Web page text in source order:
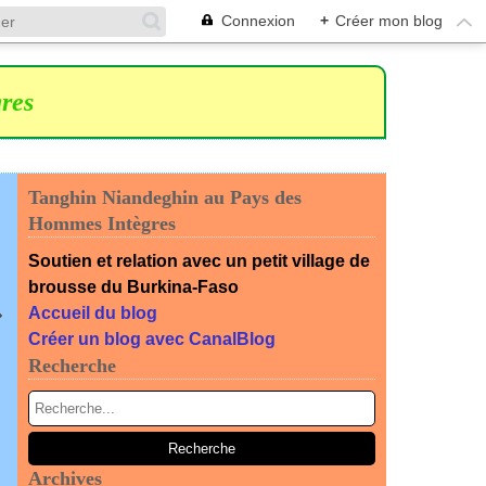
Connexion + Créer mon blog
Tanghin Niandeghin au Pays des
Hommes Intègres
Soutien et relation avec un petit village de
brousse du Burkina-Faso
Accueil du blog
Créer un blog avec CanalBlog
Recherche
Archives